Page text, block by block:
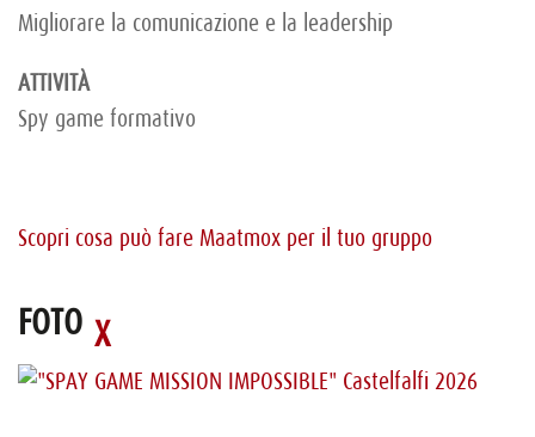
Migliorare la comunicazione e la leadership
ATTIVITÀ
Spy game formativo
Scopri cosa può fare Maatmox per il tuo gruppo
FOTO